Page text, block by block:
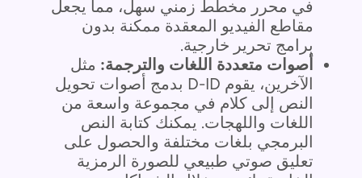
في محرر مخطط زمني سهل، مما يجعل
مقاطع الفيديو المعقدة ممكنة بدون
برامج تحرير خارجية.
أصوات متعددة اللغات والترجمة: مثل
الآخرين، يقوم D-ID بدمج أصوات تحويل
النص إلى كلام في مجموعة واسعة من
اللغات واللهجات. يمكنك كتابة النص
البرمجي بلغات مختلفة والحصول على
تعليق صوتي طبيعي للصورة الرمزية